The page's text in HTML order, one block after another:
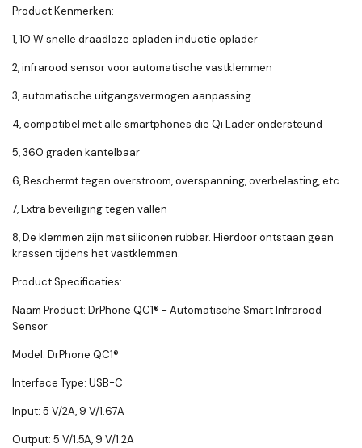
Product Kenmerken:
1, 10 W snelle draadloze opladen inductie oplader
2, infrarood sensor voor automatische vastklemmen
3, automatische uitgangsvermogen aanpassing
4, compatibel met alle smartphones die Qi Lader ondersteund
5, 360 graden kantelbaar
6, Beschermt tegen overstroom, overspanning, overbelasting, etc.
7, Extra beveiliging tegen vallen
8, De klemmen zijn met siliconen rubber. Hierdoor ontstaan geen
krassen tijdens het vastklemmen.
Product Specificaties:
Naam Product: DrPhone QC1® - Automatische Smart Infrarood
Sensor
Model: DrPhone QC1®
Interface Type: USB-C
Input: 5 V/2A, 9 V/1.67A
Output: 5 V/1.5A, 9 V/1.2A